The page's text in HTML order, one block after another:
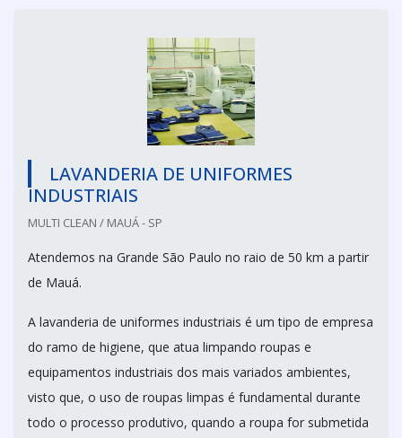
LAVANDERIA DE UNIFORMES
INDUSTRIAIS
MULTI CLEAN / MAUÁ - SP
Atendemos na Grande São Paulo no raio de 50 km a partir
de Mauá.
A lavanderia de uniformes industriais é um tipo de empresa
do ramo de higiene, que atua limpando roupas e
equipamentos industriais dos mais variados ambientes,
visto que, o uso de roupas limpas é fundamental durante
todo o processo produtivo, quando a roupa for submetida